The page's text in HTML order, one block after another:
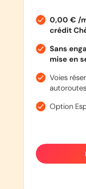
0,00 € /
crédit
Sans
mise en
Voies
Option